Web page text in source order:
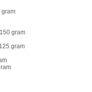
gram
gram
gram